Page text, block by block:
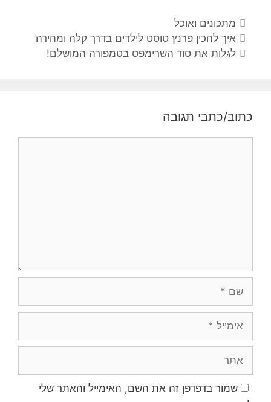
קטגוריות
מתכונים ואוכל
ניווט
פוסטים
איך להכין פרנץ טוסט לילדים בדרך קלה ומהירה
לגלות את סוד השרימפס בטמפורה המושלם!
כתוב/כתבי תגובה
שמור בדפדפן זה את השם, האימייל והאתר שלי